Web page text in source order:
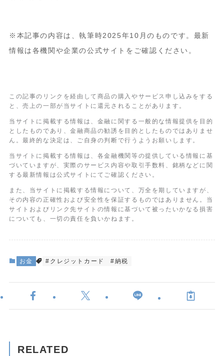
※本記事の内容は、執筆時2025年10月のものです。最新
情報は各機関や企業の公式サイトをご確認ください。
この記事のリンクを経由して商品の購入やサービス申し込みをする
と、売上の一部が当サイトに還元されることがあります。
当サイトに掲載する情報は、金融に関する一般的な情報提供を目的
としたものであり、金融商品の勧誘を目的としたものではありませ
ん。最終的な決定は、ご自身の判断で行うようお願いします。
当サイトに掲載する情報は、各金融機関等の提供している情報に基
づいていますが、実際のサービス内容や取引手数料、銘柄などに関
する最新情報は公式サイトにてご確認ください。
また、当サイトに掲載する情報について、万全を期していますが、
その内容の正確性および安全性を保証するものではありません。当
サイトおよびリンク先サイトの情報に基づいて被ったいかなる損害
についても、一切の責任を負いかねます。
お金 #クレジットカード #納税
RELATED